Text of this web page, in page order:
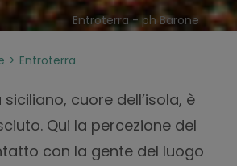
Entroterra - ph Barone
Entroterra
siciliano, cuore dell’isola, è
Qui la percezione del
con la gente del luogo